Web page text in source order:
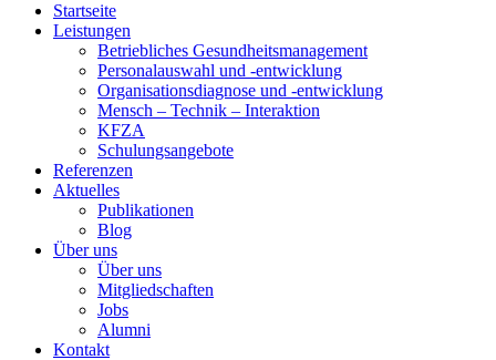
Startseite
Leistungen
Betriebliches Gesundheitsmanagement
Personalauswahl und -entwicklung
Organisationsdiagnose und -entwicklung
Mensch – Technik – Interaktion
KFZA
Schulungsangebote
Referenzen
Aktuelles
Publikationen
Blog
Über uns
Über uns
Mitgliedschaften
Jobs
Alumni
Kontakt